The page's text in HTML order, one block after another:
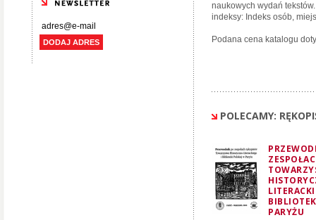
DODAJ ADRES
naukowych wydań
indeksy: Indeks osób,
Podana cena katalogu
POLECAMY:
PARYŻU